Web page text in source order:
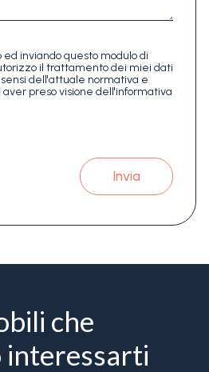
ed inviando questo modulo di
il trattamento dei miei dati
dell'attuale normativa e
preso visione dell'informativa
Invia
che